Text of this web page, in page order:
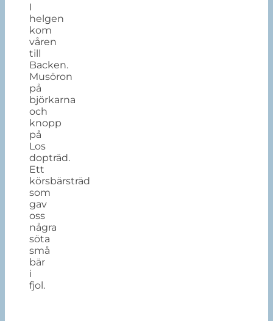
I
helgen
kom
våren
till
Backen.
Musöron
på
björkarna
och
knopp
på
Los
dopträd.
Ett
körsbärsträd
som
gav
oss
några
söta
små
bär
i
fjol.